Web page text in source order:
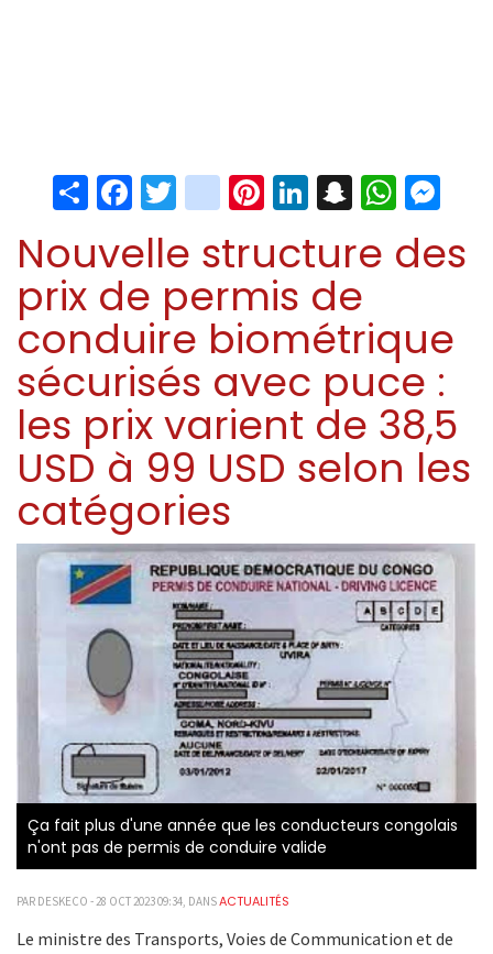
ShareFacebook
Twitter
instagram
Pinterest
LinkedIn
Snapchat
Nouvelle structure des
prix de permis de
conduire biométrique
sécurisés avec puce :
les prix varient de 38,5
USD à 99 USD selon les
catégories
Ça fait plus d'une année que les conducteurs congolais
n'ont pas de permis de conduire valide
PAR DESKECO - 28 OCT 2023 09:34, DANSACTUALITÉS
Le ministre des Transports, Voies de Communication et de